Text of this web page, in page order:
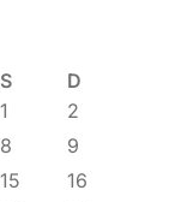
S
D
1
2
8
9
15
16